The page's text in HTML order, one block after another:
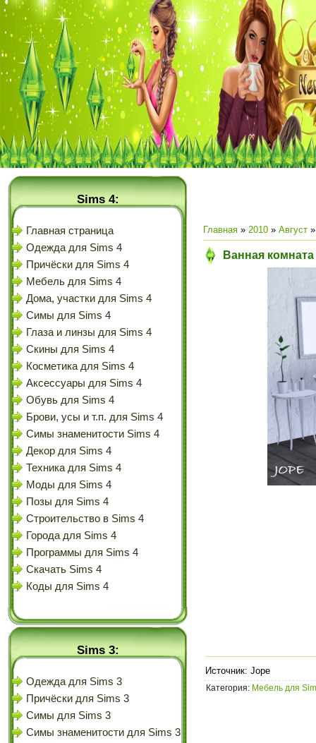
Sims 4:
Главная страница
Одежда для Sims 4
Причёски для Sims 4
Мебель для Sims 4
Дома, участки для Sims 4
Симы для Sims 4
Глаза и линзы для Sims 4
Скины для Sims 4
Косметика для Sims 4
Аксессуары для Sims 4
Обувь для Sims 4
Брови, усы и т.п. для Sims 4
Симы знаменитости Sims 4
Декор для Sims 4
Техника для Sims 4
Моды для Sims 4
Позы для Sims 4
Строительство в Sims 4
Города для Sims 4
Программы для Sims 4
Скачать Sims 4
Коды для Sims 4
Sims 3:
Одежда для Sims 3
Причёски для Sims 3
Симы для Sims 3
Симы знаменитости для Sims 3
Главная » 2010 » Август »
Ванная комната
Источник: Jope
Категория: Мебель для